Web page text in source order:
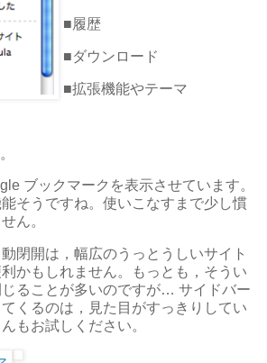
■履歴
■ダウンロード
■拡張機能やテーマ
ブックマークを表示させています。
そうですね。使いこなすまで少し慣
ん。
閉開は，幅広のうっとうしいサイト
かもしれません。もっとも，そうい
ることが多いのですが… サイドバー
くるのは，見た目がすっきりしてい
もお試しください。